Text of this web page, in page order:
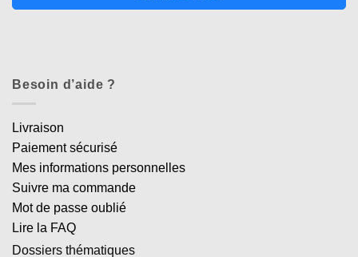
Besoin d’aide ?
Livraison
Paiement sécurisé
Mes informations personnelles
Suivre ma commande
Mot de passe oublié
Lire la FAQ
Dossiers thématiques